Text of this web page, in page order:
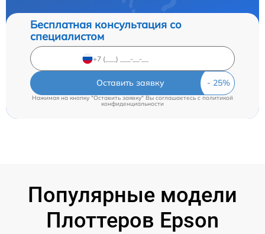
Бесплатная консультация со
специалистом
Оставить заявку
Нажимая на кнопку "Оставить заявку" Вы соглашаетесь c политикой
конфиденциальности
Популярные модели
Плоттеров Epson